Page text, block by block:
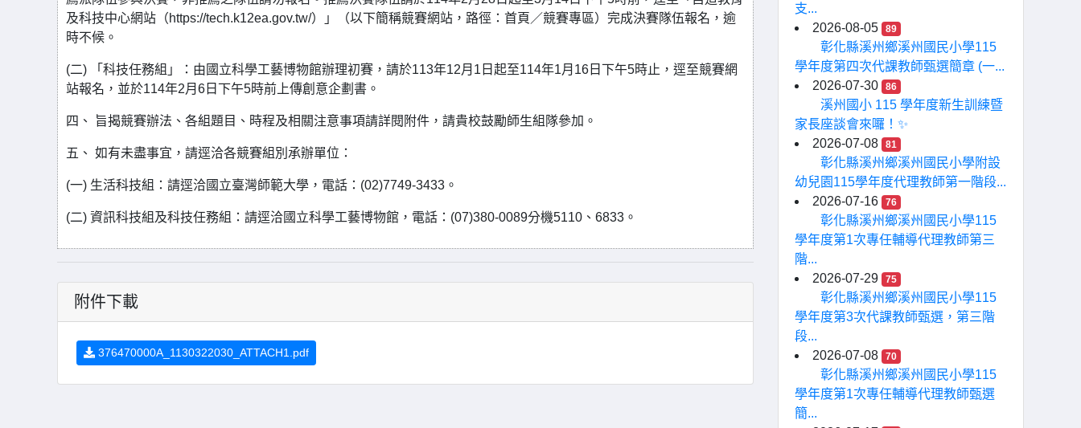
及科技中心網站（https://tech.k12ea.gov.tw/）」（以下簡稱競賽網站，路徑：首頁／競賽專區）完成決賽隊伍報名，逾
時不候。
(二) 「科技任務組」：由國立科學工藝博物館辦理初賽，請於113年12月1日起至114年1月16日下午5時止，逕至競賽網
站報名，並於114年2月6日下午5時前上傳創意企劃書。
四、 旨揭競賽辦法、各組題目、時程及相關注意事項請詳閱附件，請貴校鼓勵師生組隊參加。
五、 如有未盡事宜，請逕洽各競賽組別承辦單位：
(一) 生活科技組：請逕洽國立臺灣師範大學，電話：(02)7749-3433。
(二) 資訊科技組及科技任務組：請逕洽國立科學工藝博物館，電話：(07)380-0089分機5110、6833。
附件下載
376470000A_1130322030_ATTACH1.pdf
支...
2026-08-05
89
彰化縣溪州鄉溪州國民小學115
學年度第四次代課教師甄選簡章 (一...
2026-07-30
86
溪州國小 115 學年度新生訓練暨
家長座談會來囉！✨
2026-07-08
81
彰化縣溪州鄉溪州國民小學附設
幼兒園115學年度代理教師第一階段...
2026-07-16
76
彰化縣溪州鄉溪州國民小學115
學年度第1次專任輔導代理教師第三
階...
2026-07-29
75
彰化縣溪州鄉溪州國民小學115
學年度第3次代課教師甄選，第三階
段...
2026-07-08
70
彰化縣溪州鄉溪州國民小學115
學年度第1次專任輔導代理教師甄選
簡...